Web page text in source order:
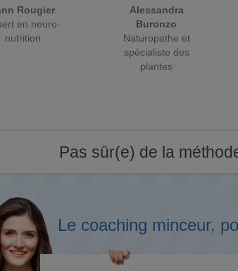
Rougier
en neuro-
nutrition
Alessandra
Buronzo
Naturopathe et
spécialiste des
plantes
Pas sûr(e) de la
Le coaching minceur,